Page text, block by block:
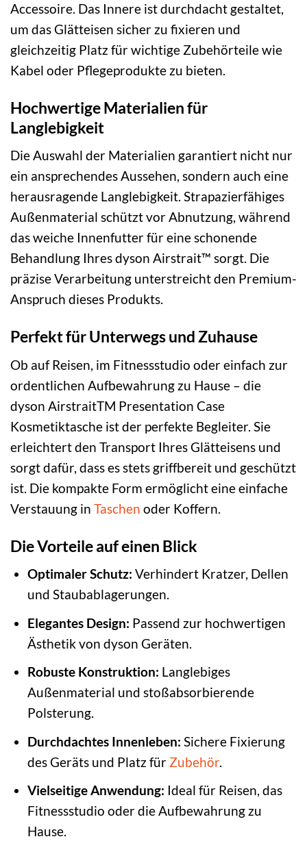
Accessoire. Das Innere ist durchdacht gestaltet,
um das Glätteisen sicher zu fixieren und
gleichzeitig Platz für wichtige Zubehörteile wie
Kabel oder Pflegeprodukte zu bieten.
Hochwertige Materialien für
Langlebigkeit
Die Auswahl der Materialien garantiert nicht nur
ein ansprechendes Aussehen, sondern auch eine
herausragende Langlebigkeit. Strapazierfähiges
Außenmaterial schützt vor Abnutzung, während
das weiche Innenfutter für eine schonende
Behandlung Ihres dyson Airstrait™ sorgt. Die
präzise Verarbeitung unterstreicht den Premium-
Anspruch dieses Produkts.
Perfekt für Unterwegs und Zuhause
Ob auf Reisen, im Fitnessstudio oder einfach zur
ordentlichen Aufbewahrung zu Hause – die
dyson AirstraitTM Presentation Case
Kosmetiktasche ist der perfekte Begleiter. Sie
erleichtert den Transport Ihres Glätteisens und
sorgt dafür, dass es stets griffbereit und geschützt
ist. Die kompakte Form ermöglicht eine einfache
Verstauung in Taschen oder Koffern.
Die Vorteile auf einen Blick
Optimaler Schutz: Verhindert Kratzer, Dellen
und Staubablagerungen.
Elegantes Design: Passend zur hochwertigen
Ästhetik von dyson Geräten.
Robuste Konstruktion: Langlebiges
Außenmaterial und stoßabsorbierende
Polsterung.
Durchdachtes Innenleben: Sichere Fixierung
des Geräts und Platz für Zubehör.
Vielseitige Anwendung: Ideal für Reisen, das
Fitnessstudio oder die Aufbewahrung zu
Hause.